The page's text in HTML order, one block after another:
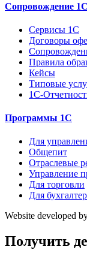
Сопровождение 1С
Сервисы 1С
Договоры
Правила
Кейсы
Типовые
1С-
Программы 1С
Для
Общепит
Отраслевые
Управление
Для торговли
Для
Website developed
Получить